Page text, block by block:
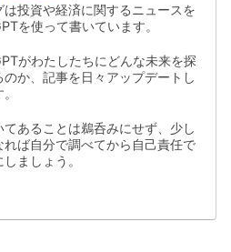
は投資や経済に関するニュースを
を使って書いています。
がわたしたちにどんな未来を探
のか、記事を日々アップデートし
てあることは鵜呑みにせず、少し
れば自分で調べてから自己責任で
ましょう。